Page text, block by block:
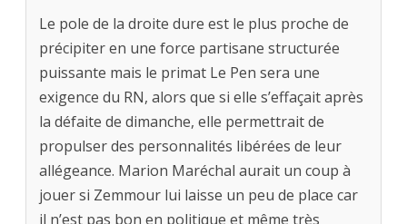
Le pole de la droite dure est le plus proche de
précipiter en une force partisane structurée
puissante mais le primat Le Pen sera une
exigence du RN, alors que si elle s’effaçait après
la défaite de dimanche, elle permettrait de
propulser des personnalités libérées de leur
allégeance. Marion Maréchal aurait un coup à
jouer si Zemmour lui laisse un peu de place car
il n’est pas bon en politique et même très